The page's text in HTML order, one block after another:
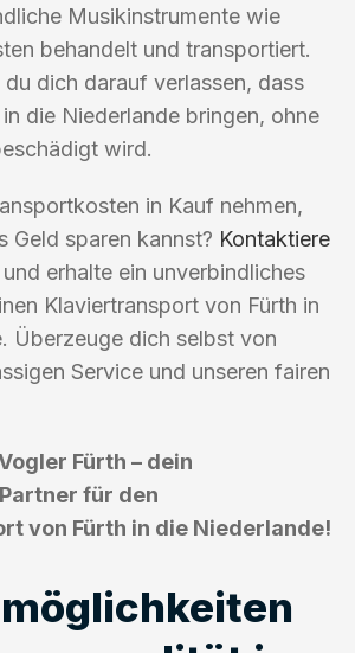
Musikinstrumente wie
behandelt und transportiert.
dich darauf verlassen, dass
die Niederlande bringen, ohne
wird.
in Kauf nehmen,
Geld sparen kannst? Kontaktiere
erhalte ein unverbindliches
Klaviertransport von Fürth in
Überzeuge dich selbst von
Service und unseren fairen
Fürth – dein
für den
von Fürth in die Niederlande!